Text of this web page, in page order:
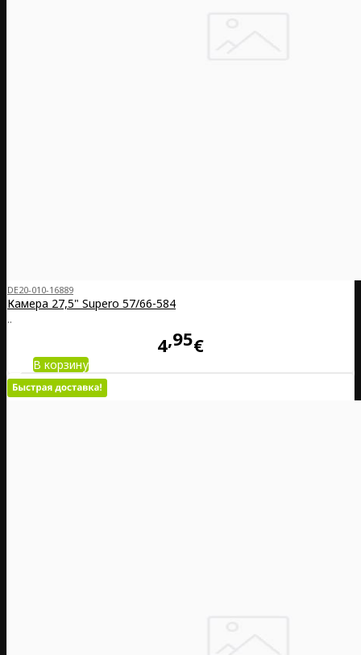
DE20-010-16889
Камера 27,5" Supero 57/66-584
..
4 95€
В корзину